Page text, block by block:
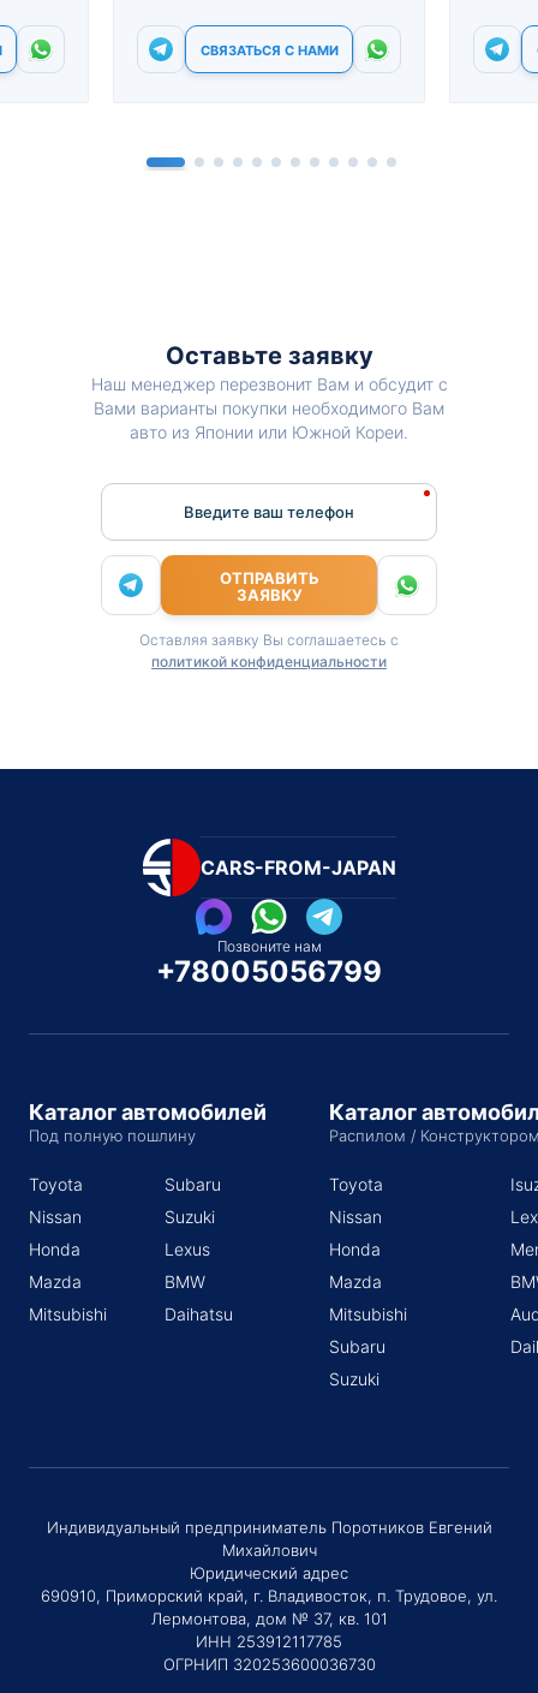
СВЯЗАТЬСЯ С НАМИ
Оставьте заявку
Наш менеджер перезвонит Вам и обсудит с
Вами варианты покупки необходимого Вам
авто из Японии или Южной Кореи.
Введите ваш телефон
ОТПРАВИТЬ
ЗАЯВКУ
Оставляя заявку Вы соглашаетесь с
политикой конфиденциальности
CARS-FROM-JAPAN
Позвоните нам
+78005056799
Каталог автомобилей
Под полную пошлину
Toyota
Nissan
Honda
Mazda
Mitsubishi
Subaru
Suzuki
Lexus
BMW
Daihatsu
Каталог
Распилом /
Toyota
Nissan
Honda
Mazda
Mitsubishi
Subaru
Suzuki
Индивидуальный предприниматель Поротников Евгений
Михайлович
Юридический адрес
690910, Приморский край, г. Владивосток, п. Трудовое, ул.
Лермонтова, дом № 37, кв. 101
ИНН 253912117785
ОГРНИП 320253600036730